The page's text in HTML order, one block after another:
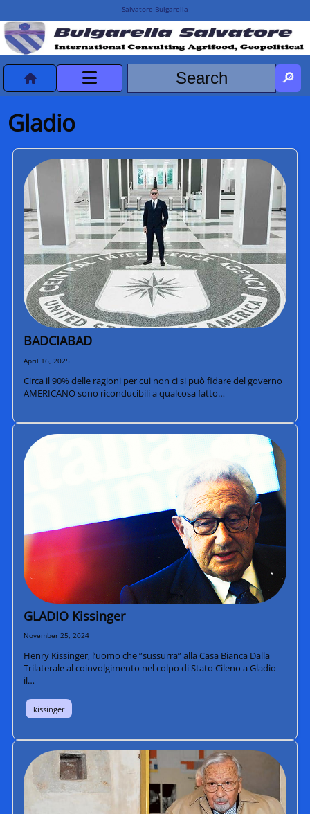
Salvatore Bulgarella
CVvCredits
HOME
DeclassificatiNC
Turismo Progetti
Projects Missions
Gladio
BADCIABAD
April 16, 2025
Circa il 90% delle ragioni per cui non ci si può fidare del governo
AMERICANO sono riconducibili a qualcosa fatto…
GLADIO Kissinger
November 25, 2024
Henry Kissinger, l’uomo che ”sussurra” alla Casa Bianca Dalla
Trilaterale al coinvolgimento nel colpo di Stato Cileno a Gladio
il…
kissinger